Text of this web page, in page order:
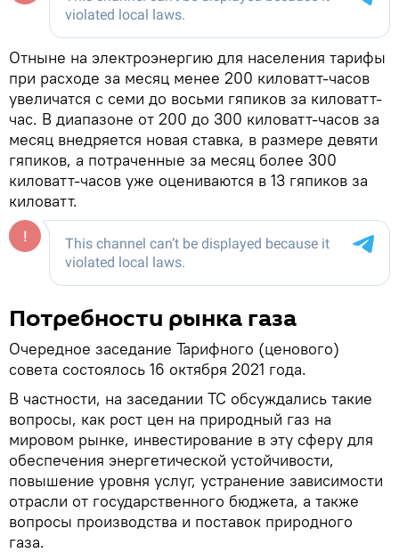
Отныне на электроэнергию для населения тарифы
при расходе за месяц менее 200 киловатт-часов
увеличатся с семи до восьми гяпиков за киловатт-
час. В диапазоне от 200 до 300 киловатт-часов за
месяц внедряется новая ставка, в размере девяти
гяпиков, а потраченные за месяц более 300
киловатт-часов уже оцениваются в 13 гяпиков за
киловатт.
Потребности рынка газа
Очередное заседание Тарифного (ценового)
совета состоялось 16 октября 2021 года.
В частности, на заседании ТС обсуждались такие
вопросы, как рост цен на природный газ на
мировом рынке, инвестирование в эту сферу для
обеспечения энергетической устойчивости,
повышение уровня услуг, устранение зависимости
отрасли от государственного бюджета, а также
вопросы производства и поставок природного
газа.